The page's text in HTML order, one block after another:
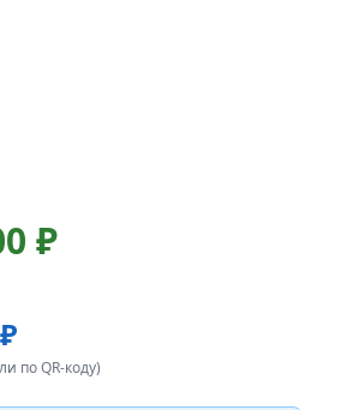
₽
по QR-коду)